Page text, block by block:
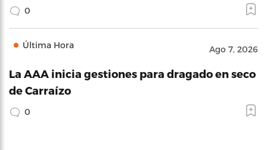
0
Última Hora Ago 7, 2026
La AAA inicia gestiones para dragado en seco
de Carraízo
0